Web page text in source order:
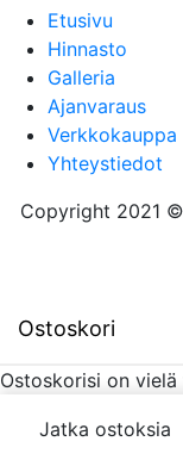
Etusivu
Hinnasto
Galleria
Ajanvaraus
Verkkokauppa
Yhteystiedot
Copyright 2021
Ostoskori
Ostoskorisi on vielä
Jatka ostoksia